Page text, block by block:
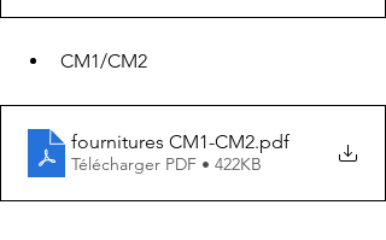
CM1/CM2
fournitures CM1-CM2.pdf
Télécharger PDF • 422KB